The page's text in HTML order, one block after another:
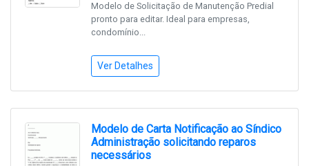
Modelo de Solicitação de Manutenção Predial
pronto para editar. Ideal para empresas,
condomínio...
Ver Detalhes
Modelo de Carta Notificação ao Síndico
Administração solicitando reparos
necessários